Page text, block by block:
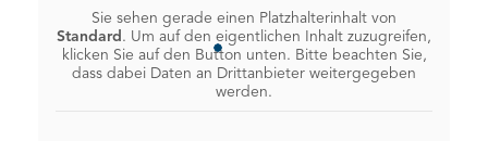
Sie sehen gerade einen Platzhalterinhalt von
Standard . Um auf den eigentlichen Inhalt zuzugreifen,
klicken Sie auf den Button unten. Bitte beachten Sie,
dass dabei Daten an Drittanbieter weitergegeben
werden.